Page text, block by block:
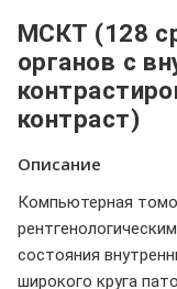
МСКТ (128
органов с
контраст)
Описание
Компьютерная
состояния
широкого круга